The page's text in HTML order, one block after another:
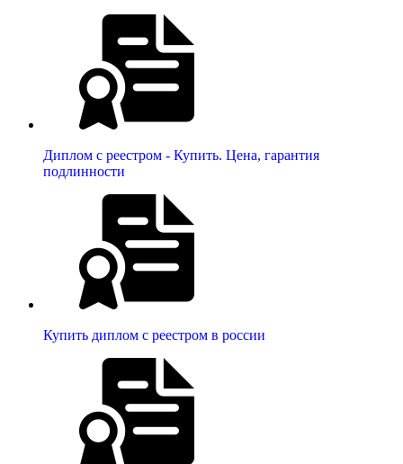
Диплом с реестром - Купить. Цена, гарантия
подлинности
Купить диплом с реестром в россии